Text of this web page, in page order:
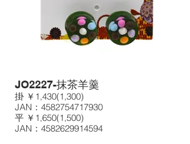
JO2227-抹茶羊羹
掛 ￥1,430(1,300)
JAN：4582754717930
平 ￥1,650(1,500)
JAN：4582629914594